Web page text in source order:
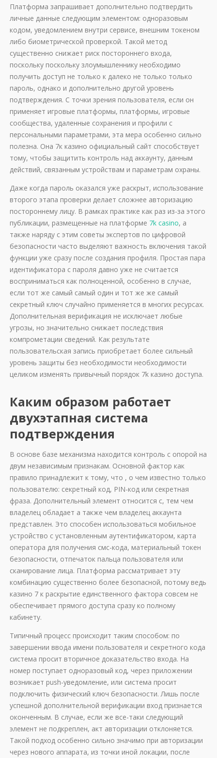
Платформа запрашивает дополнительно подтвердить
личные данные следующим элементом: одноразовым
кодом, уведомлением внутри сервисе, внешним токеном
либо биометрической проверкой. Такой метод
существенно снижает риск постороннего входа,
поскольку поскольку злоумышленнику необходимо
получить доступ не только к далеко не только только
пароль, однако и дополнительно другой уровень
подтверждения. С точки зрения пользователя, если он
применяет игровые платформы, платформы, игровые
сообщества, удаленные сохранения и профили с
персональными параметрами, эта мера особенно сильно
полезна. Она 7к казино официальный сайт способствует
тому, чтобы защитить контроль над аккаунту, данным
действий, связанным устройствам и параметрам охраны.
Даже когда пароль оказался уже раскрыт, использование
второго этапа проверки делает сложнее авторизацию
постороннему лицу. В рамках практике как раз из-за этого
публикации, размещенные на платформе 7k casino, а
также наряду с этим советы экспертов по цифровой
безопасности часто выделяют важность включения такой
функции уже сразу после создания профиля. Простая пара
идентификатора с пароля давно уже не считается
восприниматься как полноценной, особенно в случае,
если тот же самый самый один и тот же же самый
секретный ключ случайно применяется в многих ресурсах.
Дополнительная верификация не исключает любые
угрозы, но значительно снижает последствия
компрометации сведений. Как результате
пользовательская запись приобретает более сильный
уровень защиты без необходимости необходимости
целиком изменять привычный порядок 7k казино доступа.
Каким образом работает
двухэтапная система
подтверждения
В основе базе механизма находится контроль с опорой на
двум независимым признакам. Основной фактор как
правило принадлежит к тому, что , о чем известно только
пользователю: секретный код, PIN-код или секретная
фраза. Дополнительный элемент относится с, тем чем
владелец обладает а также чем владелец аккаунта
представлен. Это способен использоваться мобильное
устройство с установленным аутентификатором, карта
оператора для получения смс-кода, материальный токен
безопасности, отпечаток пальца пользователя или
сканирование лица. Платформа рассматривает эту
комбинацию существенно более безопасной, потому ведь
казино 7 к раскрытие единственного фактора совсем не
обеспечивает прямого доступа сразу ко полному
кабинету.
Типичный процесс происходит таким способом: по
завершении ввода имени пользователя и секретного кода
система просит вторичное доказательство входа. На
номер поступает одноразовый код, через приложении
возникает push-уведомление, или система просит
подключить физический ключ безопасности. Лишь после
успешной дополнительной верификации вход признается
оконченным. В случае, если же все-таки следующий
элемент не подкреплен, акт авторизации отклоняется.
Такой подход особенно сильно значимо при авторизации
через нового аппарата, из точки иной локации, после